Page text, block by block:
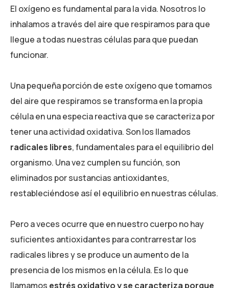
El oxígeno es fundamental para la vida. Nosotros lo
inhalamos a través del aire que respiramos para que
llegue a todas nuestras células para que puedan
funcionar.
Una pequeña porción de este oxígeno que tomamos
del aire que respiramos se transforma en la propia
célula en una especia reactiva que se caracteriza por
tener una actividad oxidativa. Son los llamados
radicales libres, fundamentales para el equilibrio del
organismo. Una vez cumplen su función, son
eliminados por sustancias antioxidantes,
restableciéndose así el equilibrio en nuestras células.
Pero a veces ocurre que en nuestro cuerpo no hay
suficientes antioxidantes para contrarrestar los
radicales libres y se produce un aumento de la
presencia de los mismos en la célula. Es lo que
llamamos estrés oxidativo y se caracteriza porque